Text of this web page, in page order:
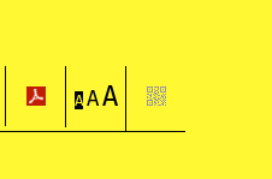
A AA